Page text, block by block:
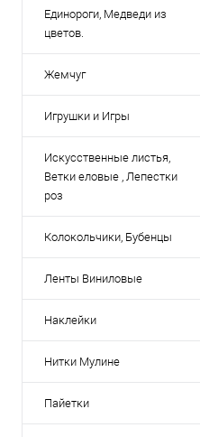
Единороги, Медведи из
цветов.
Жемчуг
Игрушки и Игры
Искусственные листья,
Ветки еловые , Лепестки
роз
Колокольчики, Бубенцы
Ленты Виниловые
Наклейки
Нитки Mулине
Пайетки